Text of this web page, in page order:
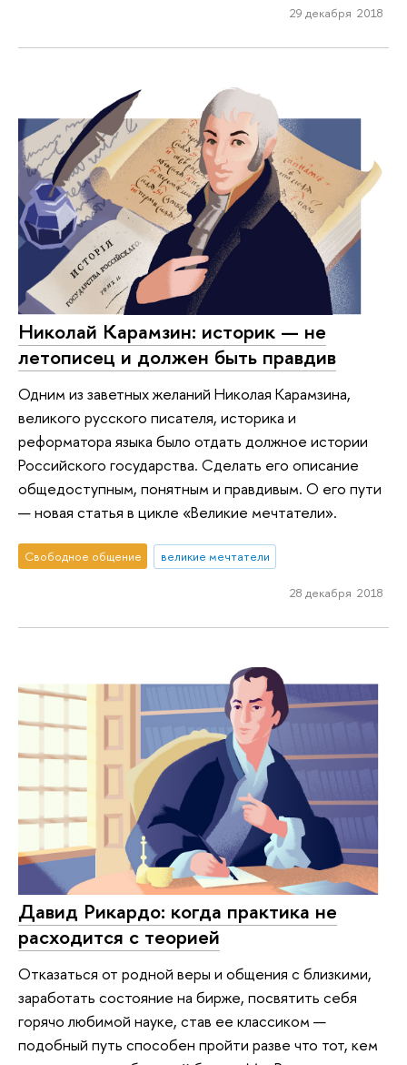
29 декабря 2018
Николай Карамзин: историк — не
летописец и должен быть правдив
Одним из заветных желаний Николая Карамзина,
великого русского писателя, историка и
реформатора языка было отдать должное истории
Российского государства. Сделать его описание
общедоступным, понятным и правдивым. О его пути
— новая статья в цикле «Великие мечтатели».
Свободное общение великие мечтатели
28 декабря 2018
Давид Рикардо: когда практика не
расходится с теорией
Отказаться от родной веры и общения с близкими,
заработать состояние на бирже, посвятить себя
горячо любимой науке, став ее классиком —
подобный путь способен пройти разве что тот, кем